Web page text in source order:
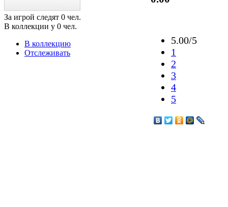
За игрой следят 0 чел.
В коллекции у 0 чел.
В коллекцию
Отслеживать
5.00/5
1
2
3
4
5